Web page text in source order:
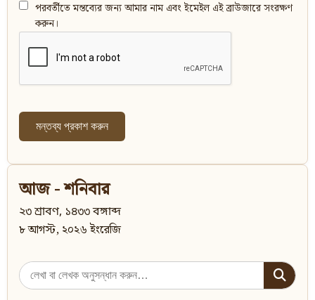
পরবর্তীতে মন্তব্যের জন্য আমার নাম এবং ইমেইল এই ব্রাউজারে সংরক্ষণ
করুন।
আজ - শনিবার
২৩ শ্রাবণ, ১৪৩৩ বঙ্গাব্দ
৮ আগস্ট, ২০২৬ ইংরেজি
Search
for: